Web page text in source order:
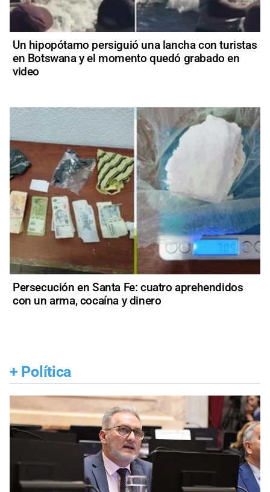
Un hipopótamo persiguió una lancha con turistas
en Botswana y el momento quedó grabado en
video
Persecución en Santa Fe: cuatro aprehendidos
con un arma, cocaína y dinero
+ Política